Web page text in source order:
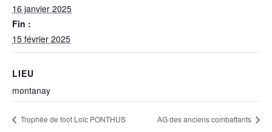
16 janvier 2025
Fin :
15 février 2025
LIEU
montanay
Trophée de foot Loïc PONTHUS AG des anciens combattants